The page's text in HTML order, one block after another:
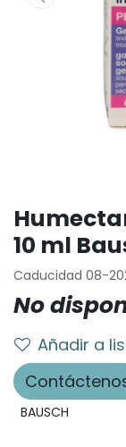
10 ml
Caducidad 08-
No
Añadir a
BAUSCH